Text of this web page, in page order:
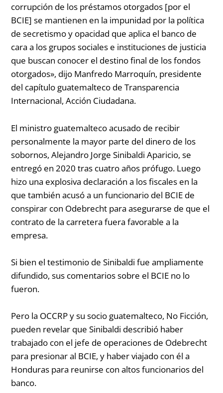
corrupción de los préstamos otorgados [por el
BCIE] se mantienen en la impunidad por la política
de secretismo y opacidad que aplica el banco de
cara a los grupos sociales e instituciones de justicia
que buscan conocer el destino final de los fondos
otorgados», dijo Manfredo Marroquín, presidente
del capítulo guatemalteco de Transparencia
Internacional, Acción Ciudadana.
El ministro guatemalteco acusado de recibir
personalmente la mayor parte del dinero de los
sobornos, Alejandro Jorge Sinibaldi Aparicio, se
entregó en 2020 tras cuatro años prófugo. Luego
hizo una explosiva declaración a los fiscales en la
que también acusó a un funcionario del BCIE de
conspirar con Odebrecht para asegurarse de que el
contrato de la carretera fuera favorable a la
empresa.
Si bien el testimonio de Sinibaldi fue ampliamente
difundido, sus comentarios sobre el BCIE no lo
fueron.
Pero la OCCRP y su socio guatemalteco, No Ficción,
pueden revelar que Sinibaldi describió haber
trabajado con el jefe de operaciones de Odebrecht
para presionar al BCIE, y haber viajado con él a
Honduras para reunirse con altos funcionarios del
banco.